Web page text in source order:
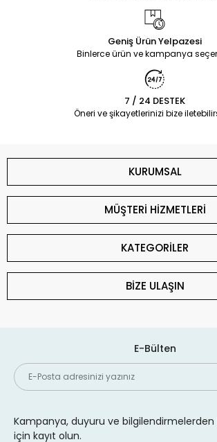
Geniş Ürün Yelpazesi
Binlerce ürün ve kampanya
7 / 24 DESTEK
Öneri ve şikayetlerinizi bize
KURUMSAL
MÜŞTERİ HİZMETLERİ
KATEGORİLER
BİZE ULAŞIN
E-Bülten
Kampanya, duyuru ve
için kayıt olun.